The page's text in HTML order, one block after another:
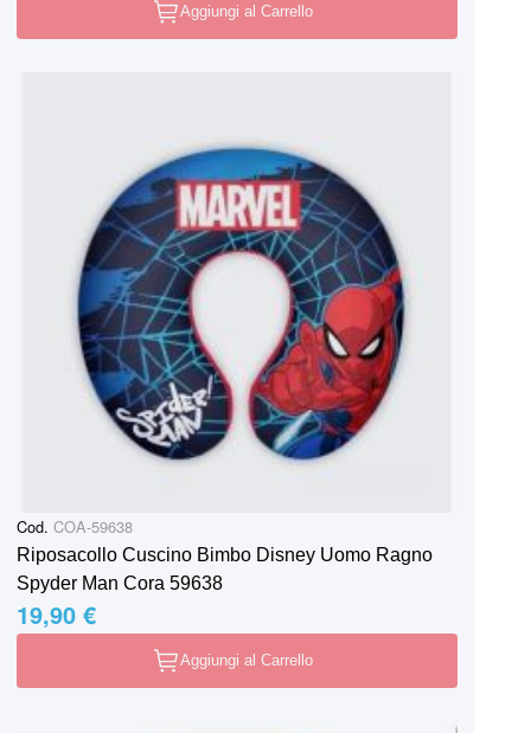
Aggiungi al Carrello
Cod. COA-59638
Riposacollo Cuscino Bimbo Disney Uomo Ragno
Spyder Man Cora 59638
19,90 €
Aggiungi al Carrello